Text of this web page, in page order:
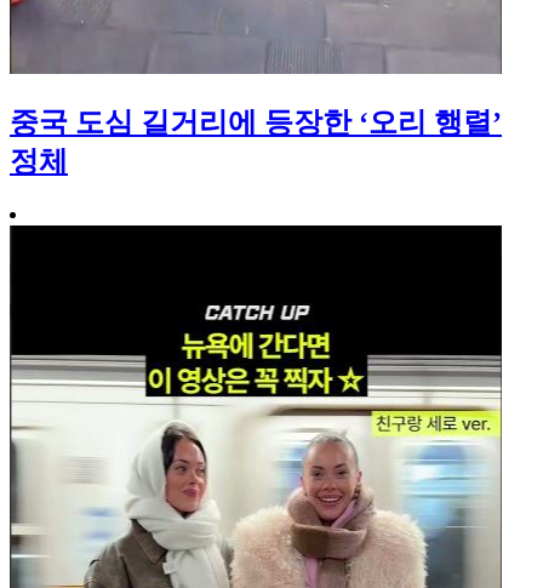
중국 도심 길거리에 등장한 ‘오리 행렬’
정체